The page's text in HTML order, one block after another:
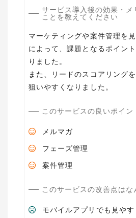
サービス導入後の効果・メ
ことを教えてください
マーケティングや案件管理を
によって、課題となるポイン
りました。
また、リードのスコアリング
狙いやすくなりました。
このサービスの良いポイン
メルマガ
フェーズ管理
案件管理
このサービスの改善点はな
モバイルアプリでも見や